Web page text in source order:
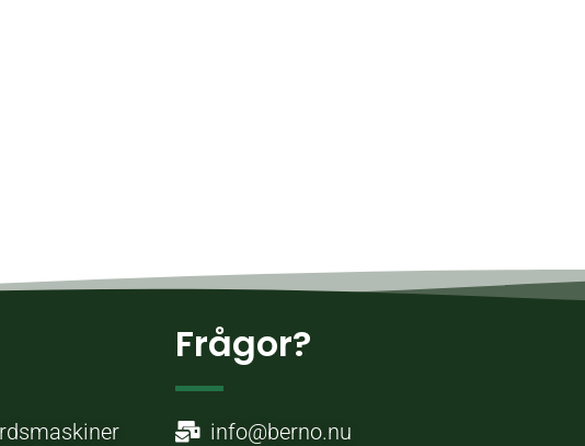
Frågor?
info@berno.nu